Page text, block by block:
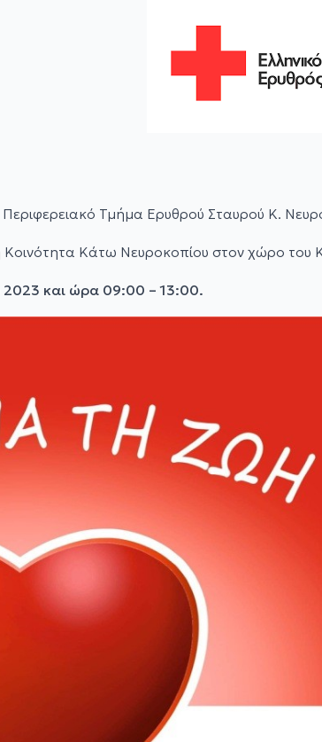
Τμήμα Ερυθρού Σταυρού Κ.
Κοινότητα Κάτω Νευροκοπίου στον χώρο
2023 και ώρα 09:00 – 13:00.